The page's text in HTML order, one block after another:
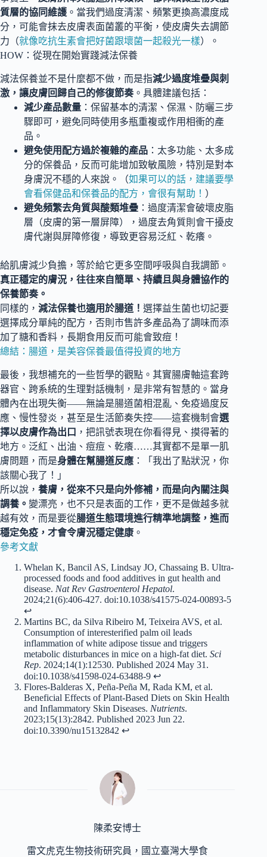
質層的協同維護 。當我們過度清潔、頻繁更換高濃度成
分，可能會抹去皮膚表面菌叢的平衡，使皮膚失去調節
力（就像吃抗生素會把好菌跟壞菌一起殺光一樣）。
HOW：從現在開始實踐減法保養
減法保養並不是什麼都不做，而是指減少過度堆疊與刺
激，讓皮膚回歸自己的修復節奏。具體建議包括：
減少產品數量 ：保留基本的清潔、保濕、防曬三步
驟即可，避免同時使用多瓶重複或作用相衝的產
品。
避免使用配方過於複雜的產品 ：太多功能、太多成
分的保養品，反而可能增加致敏風險，特別是對本
身膚況不穩的人來說。（如果可以的話，建議要學
會看保健品和保養品的配方，會很有幫助！ ）
避免頻繁去角質與酸類堆疊 ：過度清潔會破壞皮脂
層（皮膚的第一層屏障），過度去角質則會干擾皮
膚代謝與屏障修復，導致更容易泛紅、乾癢。
給肌膚減少負擔，等於給它更多空間呼吸與自我調節。
真正穩定的膚況，往往來自簡單、持續且與身體協作的
保養節奏。
同樣的， 減法保養也適用於腸道！ 選擇益生菌也切記要
選擇成分單純的配方，否則市售許多產品為了調味而添
加了糖和香料，長期食用反而可能會致痘！
總結：腸道，是美容保養最值得投資的地方
最後，我想補充的一些哲學的觀點。其實腸膚軸這套跨
器官、跨系統的生理對話機制，是非常有智慧的。當身
體內在出現失衡——無論是腸道菌相混亂、免疫過度反
應、慢性發炎，甚至是生活節奏失控——這套機制會選
擇以皮膚作為出口 ，把訊號表現在你看得見、摸得著的
地方。泛紅、出油、痘痘、乾癢……其實都不是單一肌
膚問題，而是身體在幫腸道反應 ：「我出了點狀況，你
該關心我了！」
所以說， 養膚，從來不只是向外修補，而是向內關注與
調養。 變漂亮，也不只是表面的工作，更不是做越多就
越有效，而是要從腸道生態環境進行精準地調整，進而
穩定免疫，才會令膚況穩定健康 。
參考文獻
Whelan K, Bancil AS, Lindsay JO, Chassaing B. Ultra-
processed foods and food additives in gut health and
disease. Nat Rev Gastroenterol Hepatol.
2024;21(6):406-427. doi:10.1038/s41575-024-00893-5
↩︎
Martins BC, da Silva Ribeiro M, Teixeira AVS, et al.
Consumption of interesterified palm oil leads
inflammation of white adipose tissue and triggers
metabolic disturbances in mice on a high-fat diet. Sci
Rep. 2024;14(1):12530. Published 2024 May 31.
doi:10.1038/s41598-024-63488-9 ↩︎
Flores-Balderas X, Peña-Peña M, Rada KM, et al.
Beneficial Effects of Plant-Based Diets on Skin Health
and Inflammatory Skin Diseases. Nutrients.
2023;15(13):2842. Published 2023 Jun 22.
doi:10.3390/nu15132842 ↩︎
陳柔安博士
雷文虎克生物技術研究員，國立臺灣大學食